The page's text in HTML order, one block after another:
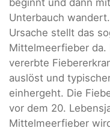
beginnt und dann
Unterbauch
Ursache stellt das
Mittelmeerfieber da.
vererbte
auslöst und
einhergeht. Die
vor dem 20.
Mittelmeerfieber